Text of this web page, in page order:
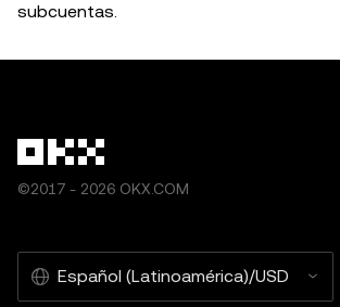
subcuentas.
©2017 - 2026 OKX.COM
Español (Latinoamérica)/USD